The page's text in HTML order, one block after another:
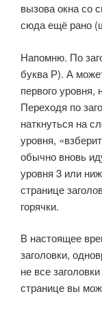
вызова окна со
сюда ещё рано
Напомню. По
буква Р). А
первого
Переходя по
наткнуться на
уровня,
обычно вновь
уровня 3 или
странице
горячки.
В настоящее
заголовки,
не все
странице вы